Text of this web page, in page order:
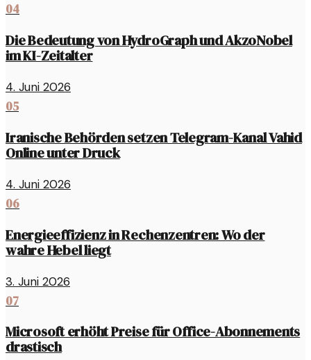
04
Die Bedeutung von HydroGraph und AkzoNobel
im KI-Zeitalter
4. Juni 2026
05
Iranische Behörden setzen Telegram-Kanal Vahid
Online unter Druck
4. Juni 2026
06
Energieeffizienz in Rechenzentren: Wo der
wahre Hebel liegt
3. Juni 2026
07
Microsoft erhöht Preise für Office-Abonnements
drastisch